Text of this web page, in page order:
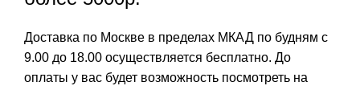
Доставка по Москве в пределах МКАД по будням с
9.00 до 18.00 осуществляется бесплатно. До
оплаты у вас будет возможность посмотреть на